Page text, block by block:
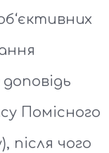
Помісного
після чого